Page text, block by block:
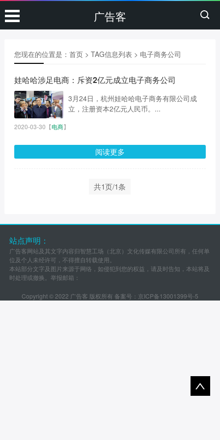
广告客
您现在的位置是： 首页> TAG信息列表 > 电子商务公司
娃哈哈涉足电商：斥资2亿元成立电子商务公司
3月24日，杭州娃哈哈电子商务有限公司成
立，注册资本2亿元人民币。...
2020-03-30 【电商】
阅读更多
共1页/1条
站点声明：
广告客网站及其文字内容归智慧工场（北京）文化传媒有限公司所有，任何单
位及个人未经许可，不得擅自转载使用。
本站部分文字及图片来源于网络，如侵犯到您的权益，请及时告知，本站将及
时处理或撤换。举报邮箱：
Copyright © 2022 广告客 版权所有 备案号： 京ICP备13001399号-5